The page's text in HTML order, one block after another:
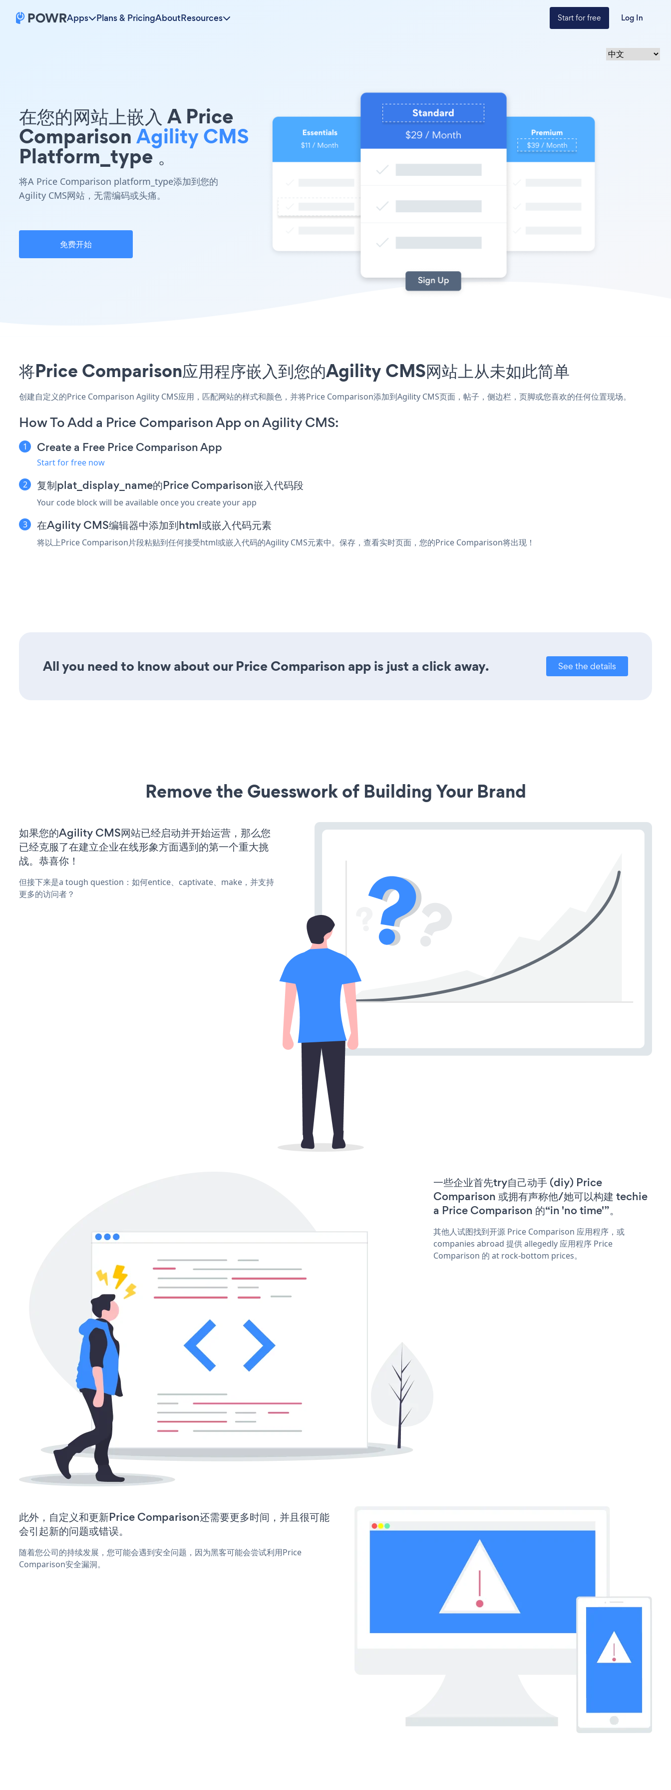
Apps Plans & PricingAboutResources Start for free Log In
在您的网站上嵌入 A Price
ComparisonAgility CMS
Platform_type 。
将A Price Comparison platform_type添加到您的
Agility CMS网站，无需编码或头痛。
免费开始
将Price Comparison应用程序嵌入到您的Agility CMS网站上从未如此简单
创建自定义的Price Comparison Agility CMS应用，匹配网站的样式和颜色，并将Price Comparison添加到Agility CMS页面，帖子，侧边栏，页脚或您喜欢的任何位置现场。
How To Add a Price Comparison App on Agility CMS:
Create a Free Price Comparison App
Start for free now
复制plat_display_name的Price Comparison嵌入代码段
Your code block will be available once you create your app
在Agility CMS编辑器中添加到html或嵌入代码元素
将以上Price Comparison片段粘贴到任何接受html或嵌入代码的Agility CMS元素中。保存，查看实时页面，您的Price Comparison将出现！
All you need to know about our Price Comparison app is just a click away. See the details
Remove the Guesswork of Building Your Brand
如果您的Agility CMS网站已经启动并开始运营，那么您
已经克服了在建立企业在线形象方面遇到的第一个重大挑
战。恭喜你！
但接下来是a tough question：如何entice、captivate、make，并支持
更多的访问者？
一些企业首先try自己动手 (diy) Price
Comparison 或拥有声称他/她可以构建 techie
a Price Comparison 的“in 'no time'”。
其他人试图找到开源 Price Comparison 应用程序，或
companies abroad 提供 allegedly 应用程序 Price
Comparison 的 at rock-bottom prices。
此外，自定义和更新Price Comparison还需要更多时间，并且很可能
会引起新的问题或错误。
随着您公司的持续发展，您可能会遇到安全问题，因为黑客可能会尝试利用Price
Comparison安全漏洞。